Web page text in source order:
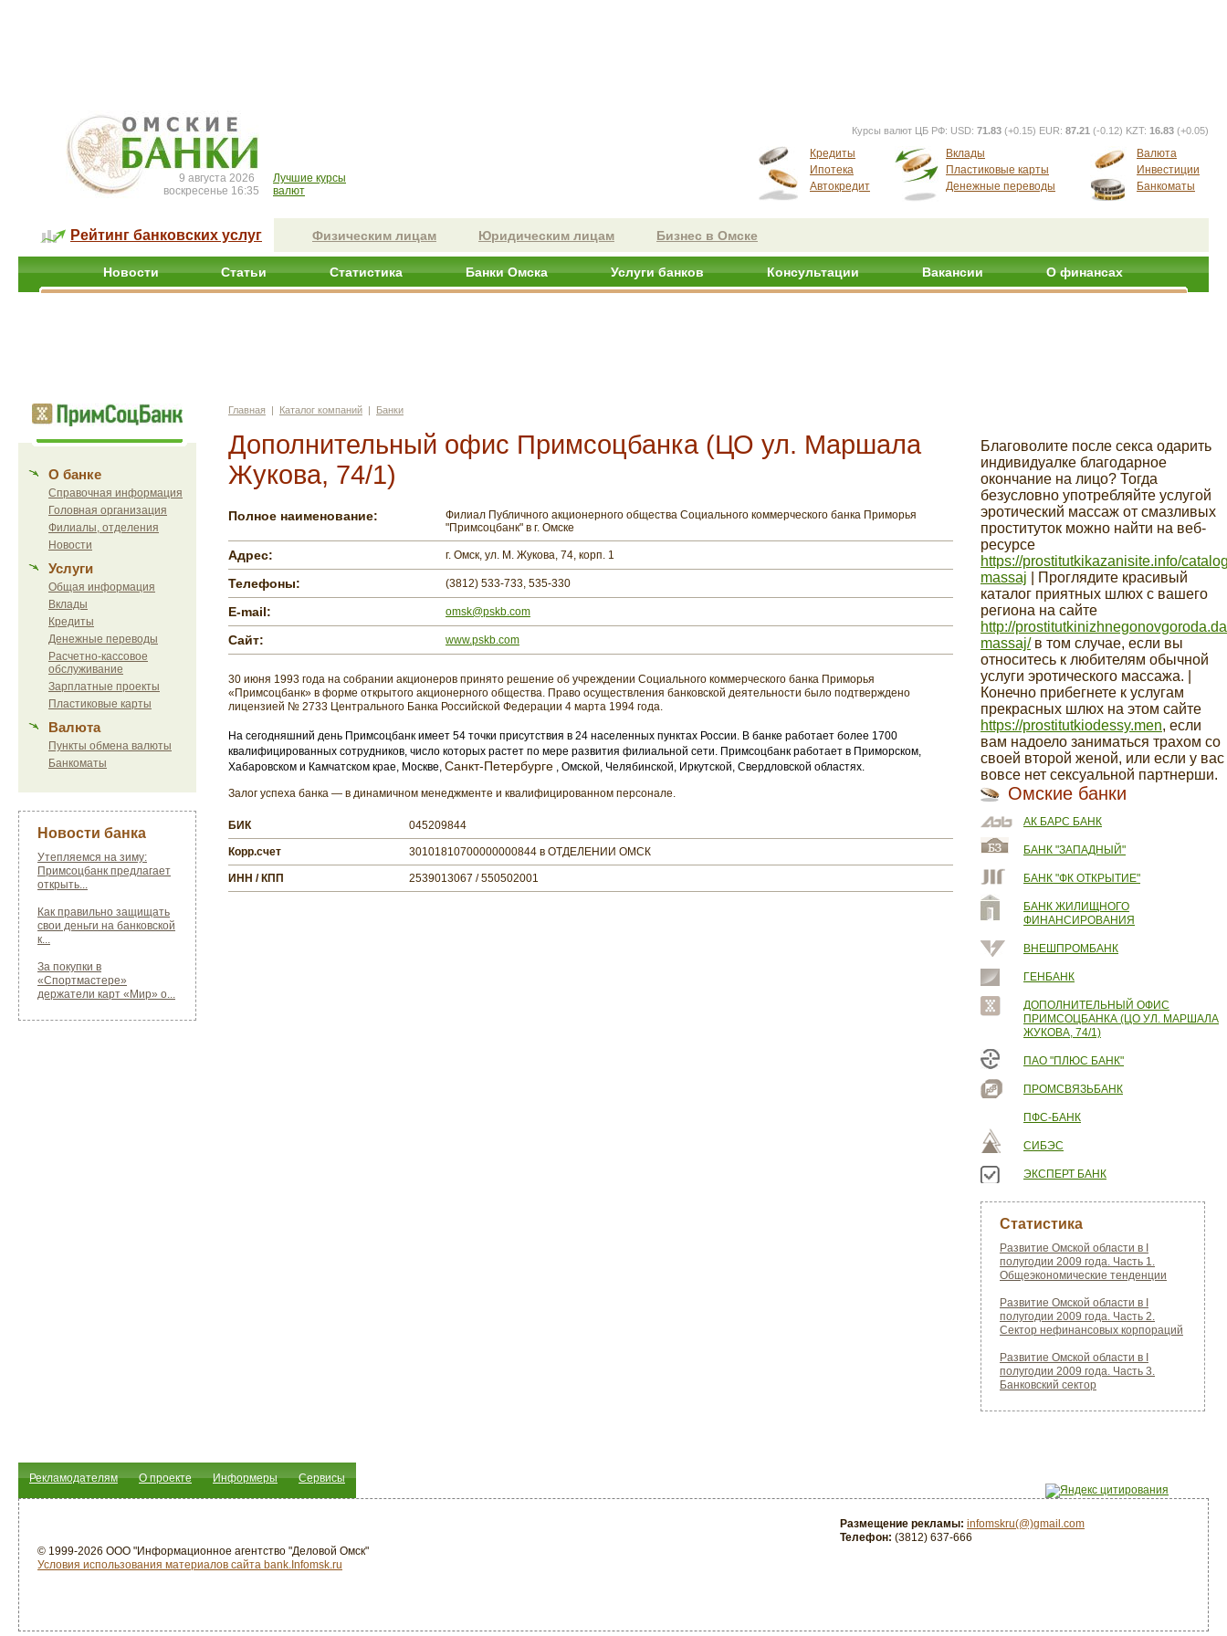
9 августа 2026
воскресенье 16:35
Лучшие курсы
валют
Курсы валют ЦБ РФ: USD: 71.83 (+0.15) EUR: 87.21 (-0.12) KZT: 16.83 (+0.05)
Кредиты
Ипотека
Автокредит
Вклады
Пластиковые карты
Денежные переводы
Валюта
Инвестиции
Банкоматы
Рейтинг банковских услуг Физическим лицам Юридическим лицам Бизнес в Омске
Новости Статьи Статистика Банки Омска Услуги банков Консультации Вакансии О финансах
О банке
Справочная информация
Головная организация
Филиалы, отделения
Новости
Услуги
Общая информация
Вклады
Кредиты
Денежные переводы
Расчетно-кассовое
обслуживание
Зарплатные проекты
Пластиковые карты
Валюта
Пункты обмена валюты
Банкоматы
Новости банка
Утепляемся на зиму:
Примсоцбанк предлагает
открыть...
Как правильно защищать
свои деньги на банковской
к...
За покупки в
«Спортмастере»
держатели карт «Мир» о...
Главная | Каталог компаний | Банки
Дополнительный офис Примсоцбанка (ЦО ул. Маршала
Жукова, 74/1)
Полное наименование:
Филиал Публичного акционерного общества Социального коммерческого банка Приморья
"Примсоцбанк" в г. Омске
Адрес: г. Омск, ул. М. Жукова, 74, корп. 1
Телефоны: (3812) 533-733, 535-330
E-mail: omsk@pskb.com
Сайт: www.pskb.com
30 июня 1993 года на собрании акционеров принято решение об учреждении Социального коммерческого банка Приморья
«Примсоцбанк» в форме открытого акционерного общества. Право осуществления банковской деятельности было подтверждено
лицензией № 2733 Центрального Банка Российской Федерации 4 марта 1994 года.
На сегодняшний день Примсоцбанк имеет 54 точки присутствия в 24 населенных пунктах России. В банке работает более 1700
квалифицированных сотрудников, число которых растет по мере развития филиальной сети. Примсоцбанк работает в Приморском,
Хабаровском и Камчатском крае, Москве, Санкт-Петербурге , Омской, Челябинской, Иркутской, Свердловской областях.
Залог успеха банка — в динамичном менеджменте и квалифицированном персонале.
БИК 045209844
Корр.счет 30101810700000000844 в ОТДЕЛЕНИИ ОМСК
ИНН / КПП 2539013067 / 550502001
Благоволите после секса одарить
индивидуалке благодарное
окончание на лицо? Тогда
безусловно употребляйте услугой
эротический массаж от смазливых
проституток можно найти на веб-
ресурсе
https://prostitutkikazanisite.info/
massaj | Проглядите красивый
каталог приятных шлюх с вашего
региона на сайте
http://
massaj/в том случае, если вы
относитесь к любителям обычной
услуги эротического массажа. |
Конечно прибегнете к услугам
прекрасных шлюх на этом сайте
https://prostitutkiodessy.men, если
вам надоело заниматься трахом со
своей второй женой, или если у вас
вовсе нет сексуальной партнерши.
Омские банки
АК БАРС БАНК
БАНК "ЗАПАДНЫЙ"
БАНК "ФК ОТКРЫТИЕ"
БАНК ЖИЛИЩНОГО
ФИНАНСИРОВАНИЯ
ВНЕШПРОМБАНК
ГЕНБАНК
ДОПОЛНИТЕЛЬНЫЙ ОФИС
ПРИМСОЦБАНКА (ЦО УЛ. МАРШАЛА
ЖУКОВА, 74/1)
ПАО "ПЛЮС БАНК"
ПРОМСВЯЗЬБАНК
ПФС-БАНК
СИБЭС
ЭКСПЕРТ БАНК
Статистика
Развитие Омской области в I
полугодии 2009 года. Часть 1.
Общеэкономические тенденции
Развитие Омской области в I
полугодии 2009 года. Часть 2.
Сектор нефинансовых корпораций
Развитие Омской области в I
полугодии 2009 года. Часть 3.
Банковский сектор
Рекламодателям О проекте Информеры Сервисы
© 1999-2026 ООО "Информационное агентство "Деловой Омск"
Условия использования материалов сайта bank.Infomsk.ru
Размещение рекламы: infomskru(@)gmail.com
Телефон: (3812) 637-666